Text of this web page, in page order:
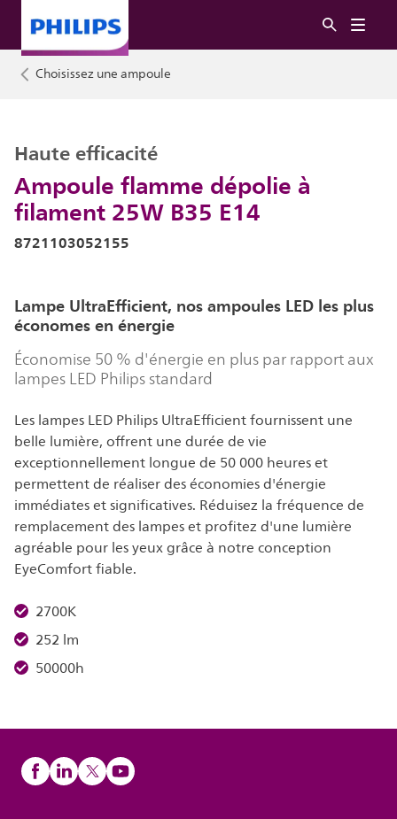
Choisissez une ampoule
Ampoule flamme dépolie à
filament 25W B35 E14
Haute efficacité
8721103052155
Lampe UltraEfficient, nos ampoules LED les plus
économes en énergie
Économise 50 % d'énergie en plus par rapport aux
lampes LED Philips standard
Les lampes LED Philips UltraEfficient fournissent une
belle lumière, offrent une durée de vie
exceptionnellement longue de 50 000 heures et
permettent de réaliser des économies d'énergie
immédiates et significatives. Réduisez la fréquence de
remplacement des lampes et profitez d'une lumière
agréable pour les yeux grâce à notre conception
EyeComfort fiable.
2700K
252 lm
50000h